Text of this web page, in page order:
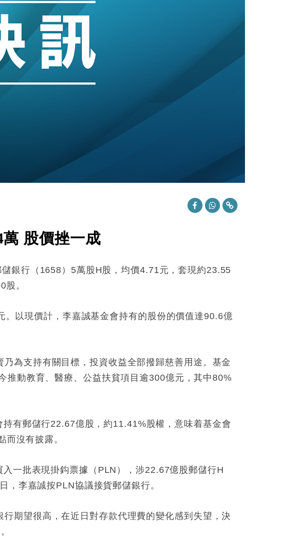
股價挫一成
銀行（1658）5萬股H股，均價4.71元，套現約23.55
。
以現價計，李嘉誠基金會持有的股份的價值達90.6億
為支持有關目標，投資收益全部撥歸慈善用途。基金
推動教育、醫療、公益扶貧項目逾300億元，其中80%
有郵儲行22.67億股，約11.41%股權，意味着基金會
沒有披露。
一批表現掛鈎票據（PLN），涉22.67億股郵儲行H
，李嘉誠按PLN協議接貨郵儲銀行。
期望很高，在近日對存款代理費的變化感到失望，決